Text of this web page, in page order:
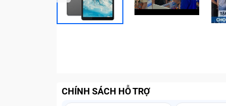
CHÍNH SÁCH HỖ TRỢ